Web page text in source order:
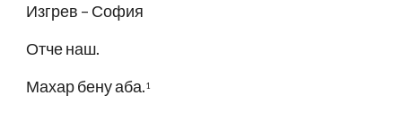
Изгрев – София
Отче наш.
Махар бену аба.1